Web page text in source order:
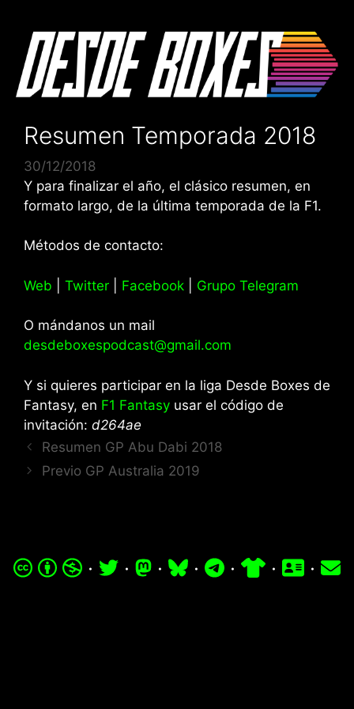
contenido
Resumen Temporada 2018
30/12/2018
Y para finalizar el año, el clásico resumen, en
formato largo, de la última temporada de la F1.
Métodos de contacto:
Web Twitter Facebook Grupo Telegram
O mándanos un mail
desdeboxespodcast@gmail.com
Y si quieres participar en la liga Desde Boxes de
Fantasy, en F1 Fantasy usar el código de
invitación: d264ae
Resumen GP Abu Dabi 2018
Previo GP Australia 2019
· · · · · · ·